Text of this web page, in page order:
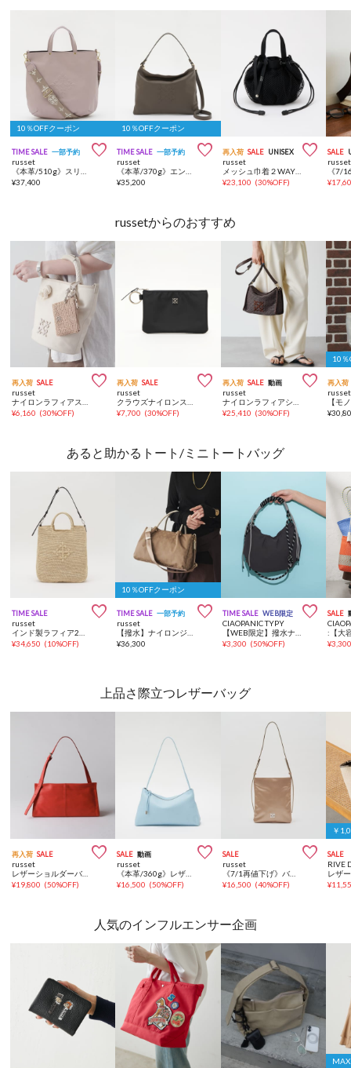
10％OFFクーポン
TIME SALE 一部予約 
russet
¥37,400
10％OFFクーポン
TIME SALE 一部予約 
russet
¥35,200
再入荷 SALE UNISEX 
russet
メッシュ巾着２WAYバッグ
¥23,100 (30%OFF)
SALE
russet
¥
russetからのおすすめ
再入荷 SALE 
russet
¥6,160 (30%OFF)
再入荷 SALE 
russet
¥7,700 (30%OFF)
再入荷 SALE 動画 
russet
¥25,410 (30%OFF)
10％
再入荷
russet
¥
あると助かるトート/ミニトートバッグ
TIME SALE 
russet
¥34,650 (10%OFF)
10％OFFクーポン
TIME SALE 一部予約 
russet
¥36,300
TIME SALE WEB限定 
CIAOPANIC TYPY
¥3,300 (50%OFF)
SALE
¥
上品さ際立つレザーバッグ
再入荷 SALE 
russet
¥19,800 (50%OFF)
SALE 動画 
russet
¥16,500 (50%OFF)
SALE 
russet
《7/1再値下げ》バイカラーレザーベルトフラットショルダーバッグ
¥16,500 (40%OFF)
￥
SALE
RIVE
¥
人気のインフルエンサー企画